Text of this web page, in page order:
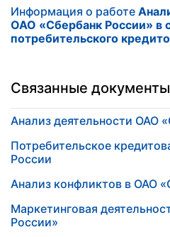
Информация о работе
ОАО «Сбербанк России» в
потребительского
Связанные документы
Анализ деятельности ОАО
Потребительское
России
Анализ конфликтов в ОАО
Маркетинговая
России»